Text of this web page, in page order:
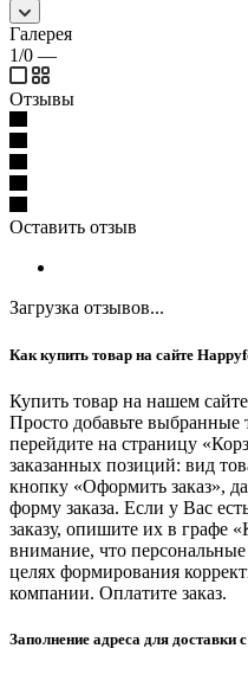
Галерея
1/0 —
Отзывы
Оставить отзыв
Загрузка отзывов...
Как купить товар на сайте
Купить товар на нашем
Просто добавьте выбранные
перейдите на страницу
заказанных позиций: вид
кнопку «Оформить заказ»,
форму заказа. Если у Вас
заказу, опишите их в
внимание, что
целях формирования
компании. Оплатите заказ.
Заполнение адреса для доставки